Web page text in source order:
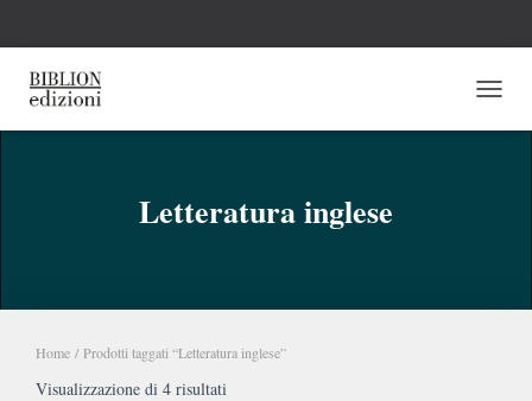
Letteratura inglese
Home / Prodotti taggati “Letteratura inglese”
Visualizzazione di 4 risultati